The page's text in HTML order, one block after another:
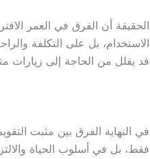
الحقيقة أن الفرق في العمر
الاستخدام، بل على التكلفة
قد يقلل من الحاجة إلى زيارات
في النهاية الفرق بين مثبت
فقط، بل في أسلوب الحياة